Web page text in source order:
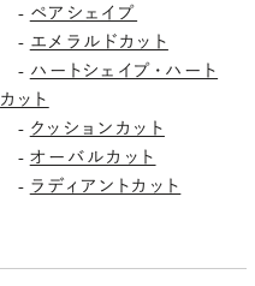
- ペアシェイプ
- エメラルドカット
- ハートシェイプ・ハート
カット
- クッションカット
- オーバルカット
- ラディアントカット